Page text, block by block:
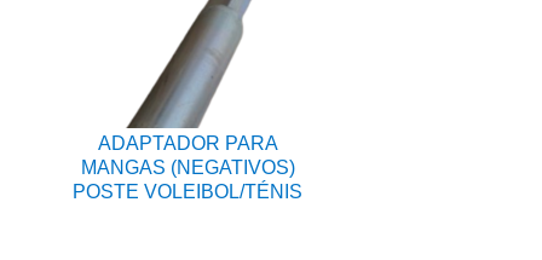
ADAPTADOR PARA
MANGAS (NEGATIVOS)
POSTE VOLEIBOL/TÉNIS